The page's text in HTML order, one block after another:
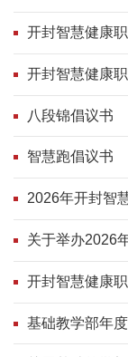
的通知
开封智慧健康
章程
开封智慧健康
会竞赛规程
八段锦倡议书
智慧跑倡议书
2026年开封智
锦团体赛 秩序
关于举办2026
届大学生八段
开封智慧健康
行动方案
基础教学部年